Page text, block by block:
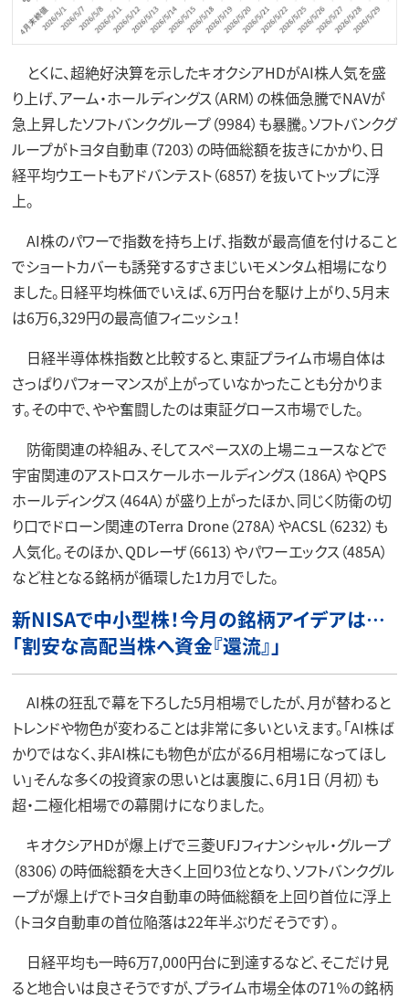
とくに、超絶好決算を示したキオクシアHDがAI株人気を盛
り上げ、アーム・ホールディングス（ARM）の株価急騰でNAVが
急上昇したソフトバンクグループ（9984）も暴騰。ソフトバンクグ
ループがトヨタ自動車（7203）の時価総額を抜きにかかり、日
経平均ウエートもアドバンテスト（6857）を抜いてトップに浮
上。
AI株のパワーで指数を持ち上げ、指数が最高値を付けること
でショートカバーも誘発するすさまじいモメンタム相場になり
ました。日経平均株価でいえば、6万円台を駆け上がり、5月末
は6万6,329円の最高値フィニッシュ！
日経半導体株指数と比較すると、東証プライム市場自体は
さっぱりパフォーマンスが上がっていなかったことも分かりま
す。その中で、やや奮闘したのは東証グロース市場でした。
防衛関連の枠組み、そしてスペースXの上場ニュースなどで
宇宙関連のアストロスケールホールディングス（186A）やQPS
ホールディングス（464A）が盛り上がったほか、同じく防衛の切
り口でドローン関連のTerra Drone（278A）やACSL（6232）も
人気化。そのほか、QDレーザ（6613）やパワーエックス（485A）
など柱となる銘柄が循環した1カ月でした。
新NISAで中小型株！今月の銘柄アイデアは…
「割安な高配当株へ資金『還流』」
AI株の狂乱で幕を下ろした5月相場でしたが、月が替わると
トレンドや物色が変わることは非常に多いといえます。「AI株ば
かりではなく、非AI株にも物色が広がる6月相場になってほし
い」そんな多くの投資家の思いとは裏腹に、6月1日（月初）も
超・二極化相場での幕開けになりました。
キオクシアHDが爆上げで三菱UFJフィナンシャル・グループ
（8306）の時価総額を大きく上回り3位となり、ソフトバンクグル
ープが爆上げでトヨタ自動車の時価総額を上回り首位に浮上
（トヨタ自動車の首位陥落は22年半ぶりだそうです）。
日経平均も一時6万7,000円台に到達するなど、そこだけ見
ると地合いは良さそうですが、プライム市場全体の71％の銘柄